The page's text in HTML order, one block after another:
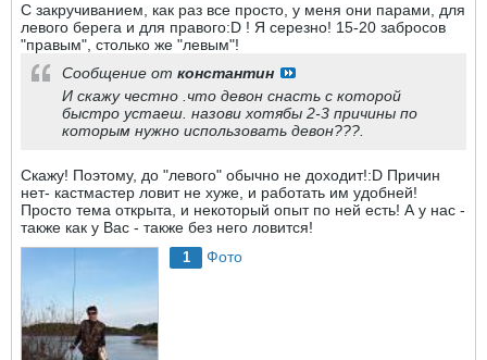
С закручиванием, как раз все просто, у меня они парами, для
левого берега и для правого:D ! Я серезно! 15-20 забросов
"правым", столько же "левым"!
Сообщение от константин
И скажу честно .что девон снасть с которой
быстро устаеш. назови хотябы 2-3 причины по
которым нужно использовать девон???.
Скажу! Поэтому, до "левого" обычно не доходит!:D Причин
нет- кастмастер ловит не хуже, и работать им удобней!
Просто тема открыта, и некоторый опыт по ней есть! А у нас -
также как у Вас - также без него ловится!
1 Фото